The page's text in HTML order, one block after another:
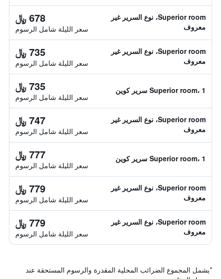
Superior room، نوع السرير غير
معروف
678 ﷼
سعر الليلة شامل الرسوم
Superior room، نوع السرير غير
معروف
735 ﷼
سعر الليلة شامل الرسوم
Superior room، 1 سرير كوين 735 ﷼
سعر الليلة شامل الرسوم
Superior room، نوع السرير غير
معروف
747 ﷼
سعر الليلة شامل الرسوم
Superior room، 1 سرير كوين 777 ﷼
سعر الليلة شامل الرسوم
Superior room، نوع السرير غير
معروف
779 ﷼
سعر الليلة شامل الرسوم
Superior room، نوع السرير غير
معروف
779 ﷼
سعر الليلة شامل الرسوم
*يشمل المجموع الضرائب المحلية المقدرة والرسوم المستحقة عند